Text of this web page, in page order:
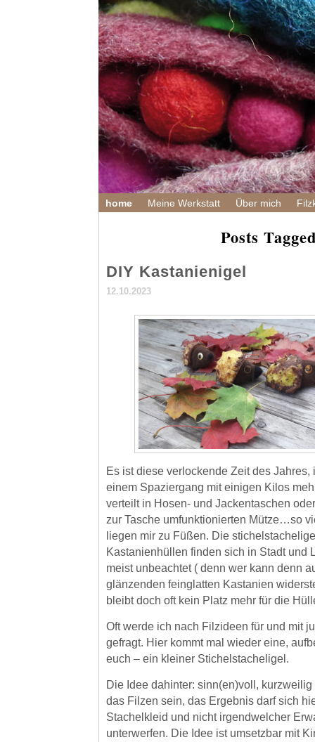
home Meine Werkstatt Über mich
Posts
DIY Kastanienigel
12.10.2023
Es ist diese verlockende Zeit des Jahres,
einem Spaziergang mit einigen Kilos
verteilt in Hosen- und Jackentaschen
zur Tasche umfunktionierten Mütze…so
liegen mir zu Füßen. Die
Kastanienhüllen finden sich in Stadt und
meist unbeachtet ( denn wer kann denn
glänzenden feinglatten Kastanien
bleibt doch oft kein Platz mehr für die
Oft werde ich nach Filzideen für und mit
gefragt. Hier kommt mal wieder eine,
euch – ein kleiner Stichelstacheligel.
Die Idee dahinter: sinn(en)voll,
das Filzen sein, das Ergebnis darf sich
Stachelkleid und nicht irgendwelcher
unterwerfen. Die Idee ist umsetzbar mit